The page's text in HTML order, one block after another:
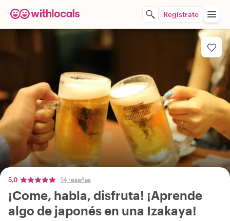
Regístrate
5,0 14 reseñas
¡Come, habla, disfruta! ¡Aprende
algo de japonés en una Izakaya!